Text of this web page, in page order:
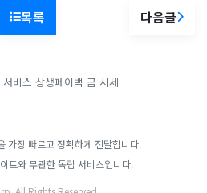
목록 다음글
비스 상생페이백 금 시세
가장 빠르고 정확하게 전달합니다.
트와 무관한 독립 서비스입니다.